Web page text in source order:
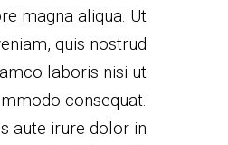
magna aliqua. Ut
quis nostrud
laboris nisi ut
consequat.
aute irure dolor in